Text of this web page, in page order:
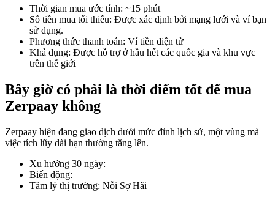
COIN-M Futures
Futures sử dụng token làm tài sản thế chấp
TradFi
Thời gian mua ước tính: ~15 phút
Số tiền mua tối thiểu: Được xác định bởi mạng lưới và ví bạn
sử dụng.
Phương thức thanh toán: Ví tiền điện tử
Khả dụng: Được hỗ trợ ở hầu hết các quốc gia và khu vực
trên thế giới
Bây giờ có phải là thời điểm tốt để mua
Zerpaay không
Zerpaay hiện đang giao dịch dưới mức đỉnh lịch sử, một vùng mà
việc tích lũy dài hạn thường tăng lên.
Xu hướng 30 ngày:
Biến động:
Tâm lý thị trường: Nỗi Sợ Hãi